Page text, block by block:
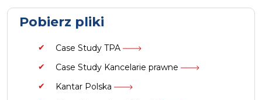
Pobierz pliki
Case Study TPA
Case Study Kancelarie prawne
Kantar Polska